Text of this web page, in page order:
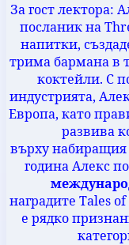
За гост лектора:
посланик на
напитки,
трима бармана в
коктейли. С
индустрията,
Европа, като
развива
върху набиращия
година Алекс
наградите Tales
е рядко